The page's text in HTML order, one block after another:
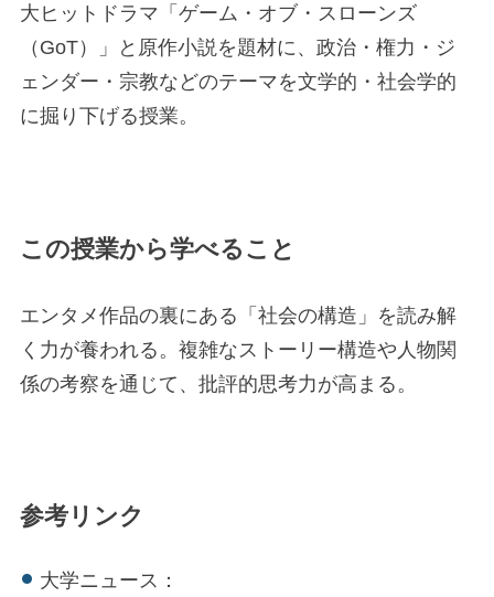
大ヒットドラマ「ゲーム・オブ・スローンズ
（GoT）」と原作小説を題材に、政治・権力・ジ
ェンダー・宗教などのテーマを文学的・社会学的
に掘り下げる授業。
この授業から学べること
エンタメ作品の裏にある「社会の構造」を読み解
く力が養われる。複雑なストーリー構造や人物関
係の考察を通じて、批評的思考力が高まる。
参考リンク
大学ニュース：